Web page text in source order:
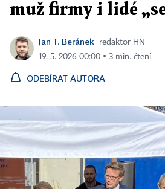
muž firmy i lidé
Jan T. Beránek
redaktor HN
19. 5. 2026 00:00 ▪ 3 min. čtení
ODEBÍRAT AUTORA